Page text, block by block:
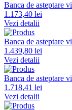
Banca de asteptare
1.173,40 lei
Vezi detalii
Banca de asteptare
1.439,80 lei
Vezi detalii
Banca de asteptare
1.718,41 lei
Vezi detalii